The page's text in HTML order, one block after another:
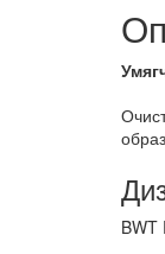
BWT